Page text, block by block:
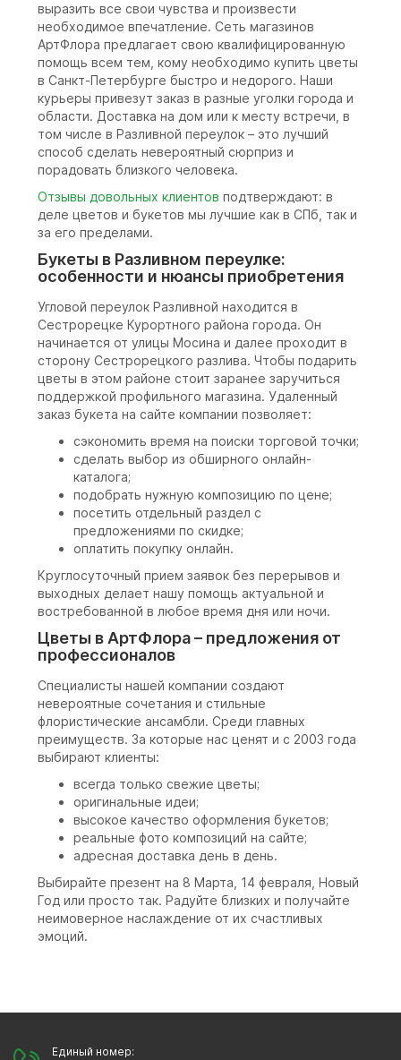
выразить все свои чувства и произвести
необходимое впечатление. Сеть магазинов
АртФлора предлагает свою квалифицированную
помощь всем тем, кому необходимо купить цветы
в Санкт-Петербурге быстро и недорого. Наши
курьеры привезут заказ в разные уголки города и
области. Доставка на дом или к месту встречи, в
том числе в Разливной переулок – это лучший
способ сделать невероятный сюрприз и
порадовать близкого человека.
Отзывы довольных клиентов подтверждают: в
деле цветов и букетов мы лучшие как в СПб, так и
за его пределами.
Букеты в Разливном переулке:
особенности и нюансы приобретения
Угловой переулок Разливной находится в
Сестрорецке Курортного района города. Он
начинается от улицы Мосина и далее проходит в
сторону Сестрорецкого разлива. Чтобы подарить
цветы в этом районе стоит заранее заручиться
поддержкой профильного магазина. Удаленный
заказ букета на сайте компании позволяет:
сэкономить время на поиски торговой точки;
сделать выбор из обширного онлайн-
каталога;
подобрать нужную композицию по цене;
посетить отдельный раздел с
предложениями по скидке;
оплатить покупку онлайн.
Круглосуточный прием заявок без перерывов и
выходных делает нашу помощь актуальной и
востребованной в любое время дня или ночи.
Цветы в АртФлора – предложения от
профессионалов
Специалисты нашей компании создают
невероятные сочетания и стильные
флористические ансамбли. Среди главных
преимуществ. За которые нас ценят и с 2003 года
выбирают клиенты:
всегда только свежие цветы;
оригинальные идеи;
высокое качество оформления букетов;
реальные фото композиций на сайте;
адресная доставка день в день.
Выбирайте презент на 8 Марта, 14 февраля, Новый
Год или просто так. Радуйте близких и получайте
неимоверное наслаждение от их счастливых
эмоций.
Единый номер: